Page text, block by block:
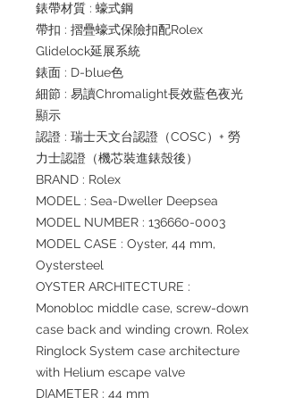
錶帶材質 : 蠔式鋼
帶扣 : 摺疊蠔式保險扣配Rolex
Glidelock延展系統
錶面 : D-blue色
細節 : 易讀Chromalight長效藍色夜光
顯示
認證 : 瑞士天文台認證（COSC）+ 勞
力士認證（機芯裝進錶殼後）
BRAND : Rolex
MODEL : Sea-Dweller Deepsea
MODEL NUMBER : 136660-0003
MODEL CASE : Oyster, 44 mm,
Oystersteel
OYSTER ARCHITECTURE :
Monobloc middle case, screw-down
case back and winding crown. Rolex
Ringlock System case architecture
with Helium escape valve
DIAMETER : 44 mm